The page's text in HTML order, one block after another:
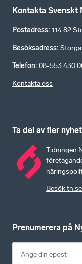
Kontakta Svenskt
Postadress: 114 82
Besöksadress:
Telefon: 08-553 430
Kontakta oss
Ta del av fler
Tidningen
Besök tn.se
Prenumerera på